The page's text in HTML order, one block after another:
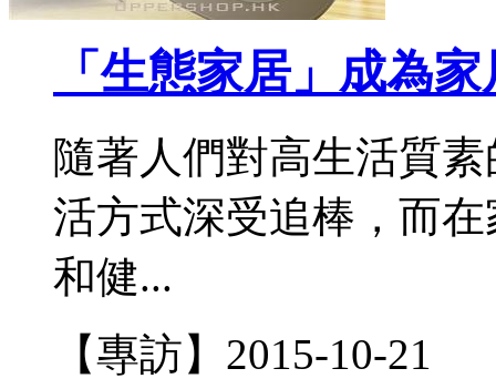
「生態家居」成為
隨著人們對高生活質
活方式深受追棒，而
和健...
【專訪】 2015-10-21